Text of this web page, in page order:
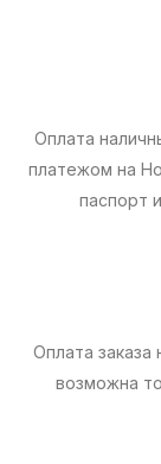
Оплата
платежом на
паспорт
Оплата заказа
возможна